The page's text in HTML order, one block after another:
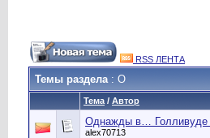
RSS ЛЕНТА
Темы раздела: О
Тема / Автор
Однажды в… Голливуде
alex70713